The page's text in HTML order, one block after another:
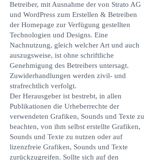
Betreiber, mit Ausnahme der von Strato AG
und WordPress zum Erstellen & Betreiben
der Homepage zur Verfügung gestellten
Technologien und Designs. Eine
Nachnutzung, gleich welcher Art und auch
auszugsweise, ist ohne schriftliche
Genehmigung des Betreibers untersagt.
Zuwiderhandlungen werden zivil- und
strafrechtlich verfolgt.
Der Herausgeber ist bestrebt, in allen
Publikationen die Urheberrechte der
verwendeten Grafiken, Sounds und Texte zu
beachten, von ihm selbst erstellte Grafiken,
Sounds und Texte zu nutzen oder auf
lizenzfreie Grafiken, Sounds und Texte
zurückzugreifen. Sollte sich auf den